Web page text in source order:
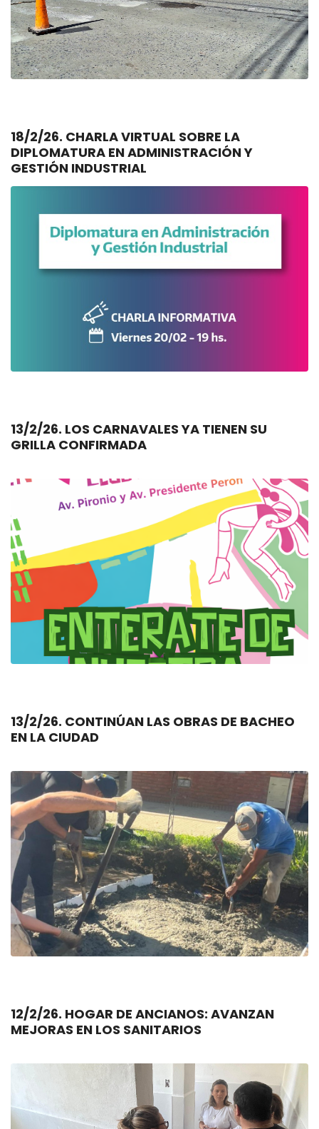
18/2/26. CHARLA VIRTUAL SOBRE LA
DIPLOMATURA EN ADMINISTRACIÓN Y
GESTIÓN INDUSTRIAL
13/2/26. LOS CARNAVALES YA TIENEN SU
GRILLA CONFIRMADA
13/2/26. CONTINÚAN LAS OBRAS DE BACHEO
EN LA CIUDAD
12/2/26. HOGAR DE ANCIANOS: AVANZAN
MEJORAS EN LOS SANITARIOS